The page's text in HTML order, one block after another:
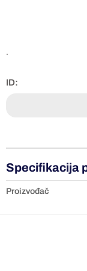
.
ID:
Specifikacija
Proizvođač